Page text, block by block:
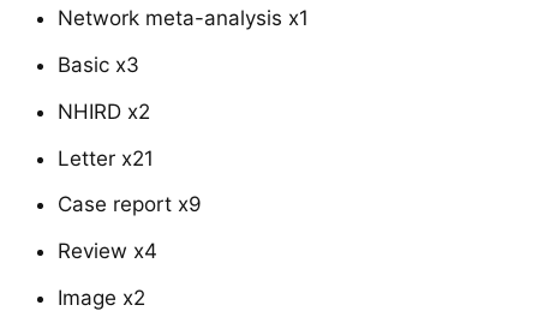
Network meta-analysis x1
Basic x3
NHIRD x2
Letter x21
Case report x9
Review x4
Image x2